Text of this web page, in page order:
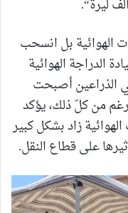
الهوائية بل انسحب
الدراجة الهوائية
الذراعين أصبحت
من كلّ ذلك، يؤكد
زاد بشكل كبير
على قطاع النقل.